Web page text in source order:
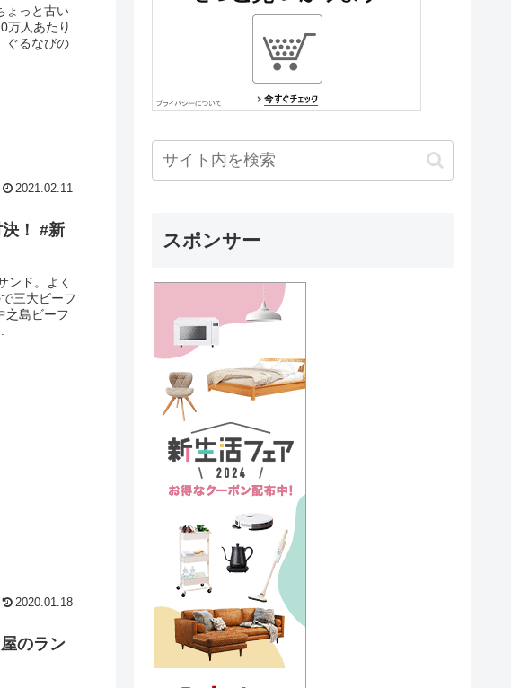
ょっと古い
万人あたり
ぐるなびの
2021.02.11
！ #新
ンド。よく
三大ビーフ
之島ビーフ
2020.01.18
のラン
スポンサー